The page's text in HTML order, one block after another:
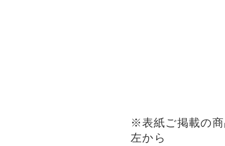
※表紙ご掲載の
左から